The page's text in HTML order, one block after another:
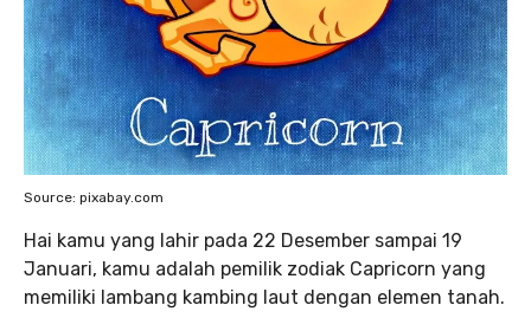
Source: pixabay.com
Hai kamu yang lahir pada 22 Desember sampai 19
Januari, kamu adalah pemilik zodiak Capricorn yang
memiliki lambang kambing laut dengan elemen tanah.